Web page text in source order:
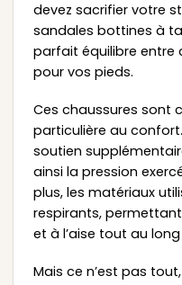
devez sacrifier votre
sandales bottines à
parfait équilibre entre
pour vos pieds.
Ces chaussures sont
particulière au
soutien
ainsi la pression
plus, les matériaux
respirants,
et à l’aise tout au
Mais ce n’est pas